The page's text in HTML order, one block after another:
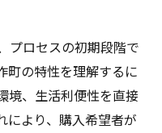
プロセスの初期段階で
町の特性を理解するに
境、生活利便性を直接
により、購入希望者が